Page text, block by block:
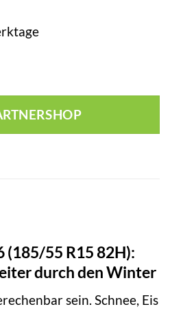
(185/55 R15 82H):
durch den Winter
sein. Schnee, Eis